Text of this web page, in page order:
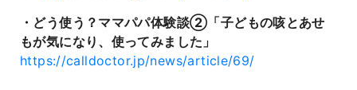
・どう使う？ママパパ体験談②「子どもの咳とあせ
もが気になり、使ってみました」
https://calldoctor.jp/news/article/69/